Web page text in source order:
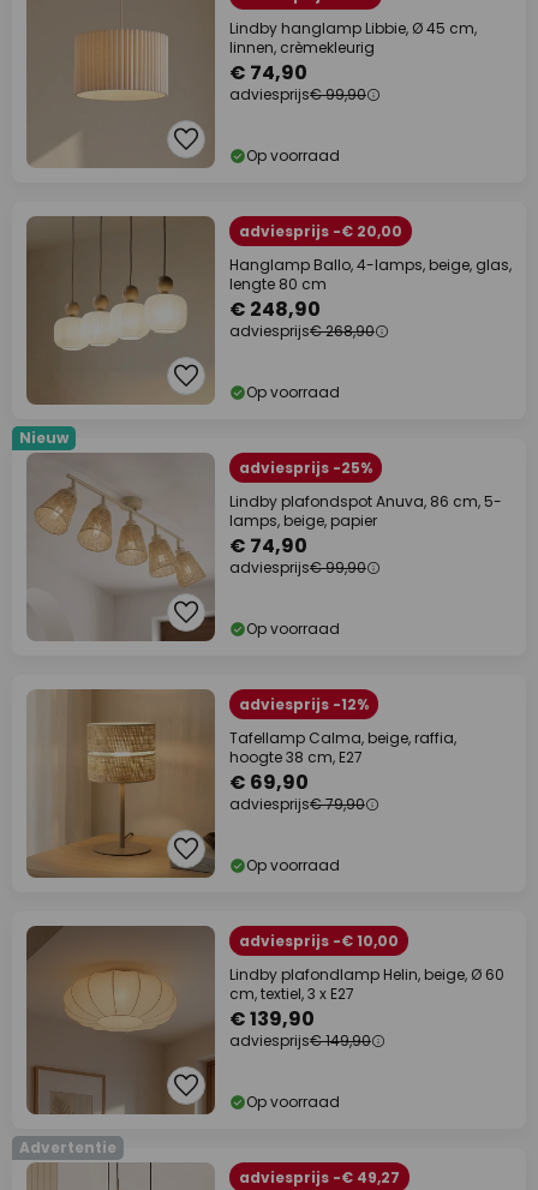
Lindby hanglamp Libbie, Ø 45 cm,
linnen, crèmekleurig
€ 74,90
adviesprijs€ 99,90
Op voorraad
adviesprijs -€ 20,00
Hanglamp Ballo, 4-lamps, beige, glas,
lengte 80 cm
€ 248,90
adviesprijs€ 268,90
Op voorraad
Nieuw
adviesprijs -25%
Lindby plafondspot Anuva, 86 cm, 5-
lamps, beige, papier
€ 74,90
adviesprijs€ 99,90
Op voorraad
adviesprijs -12%
Tafellamp Calma, beige, raffia,
hoogte 38 cm, E27
€ 69,90
adviesprijs€ 79,90
Op voorraad
adviesprijs -€ 10,00
Lindby plafondlamp Helin, beige, Ø 60
cm, textiel, 3 x E27
€ 139,90
adviesprijs€ 149,90
Op voorraad
Advertentie
adviesprijs -€ 49,27